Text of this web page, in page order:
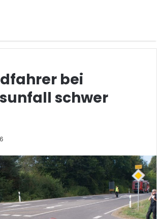
bei
schwer